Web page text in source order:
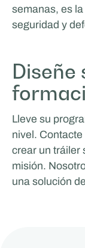
Eurotech
semanas, es
seguridad y
Diseñe
Lleve su
nivel.
crear un tráiler
misión.
una solución